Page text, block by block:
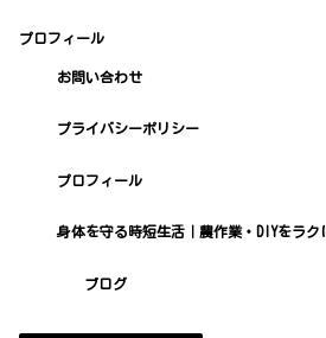
プロフィール
お問い合わせ
プライバシーポリシー
プロフィール
身体を守る時短生活｜農作業・DIYをラ
ブログ